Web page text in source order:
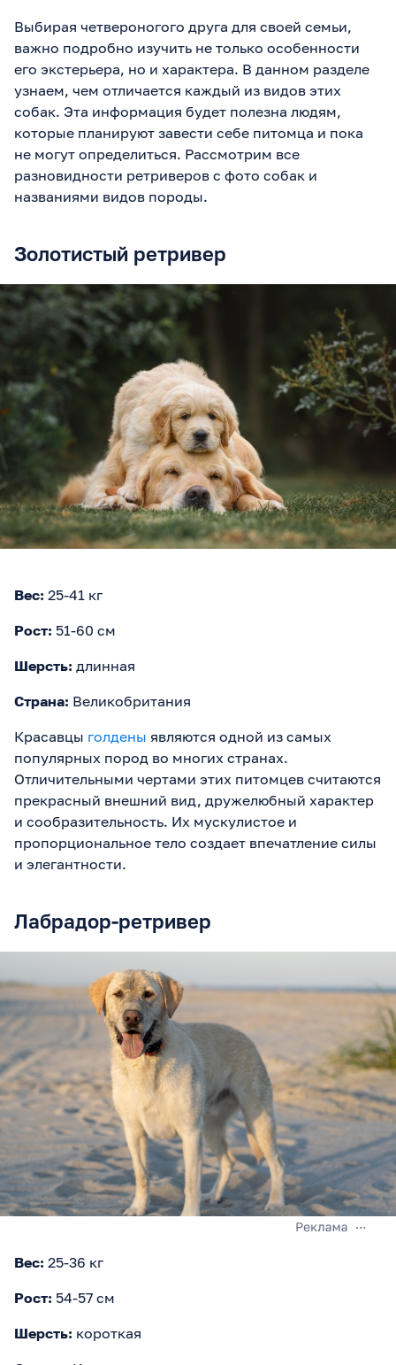
Выбирая четвероногого друга для своей семьи,
важно подробно изучить не только особенности
его экстерьера, но и характера. В данном разделе
узнаем, чем отличается каждый из видов этих
собак. Эта информация будет полезна людям,
которые планируют завести себе питомца и пока
не могут определиться. Рассмотрим все
разновидности ретриверов с фото собак и
названиями видов породы.
Золотистый ретривер
Вес: 25-41 кг
Рост: 51-60 см
Шерсть: длинная
Страна: Великобритания
Красавцы голдены являются одной из самых
популярных пород во многих странах.
Отличительными чертами этих питомцев считаются
прекрасный внешний вид, дружелюбный характер
и сообразительность. Их мускулистое и
пропорциональное тело создает впечатление силы
и элегантности.
Лабрадор-ретривер
Вес: 25-36 кг
Рост: 54-57 см
Шерсть: короткая